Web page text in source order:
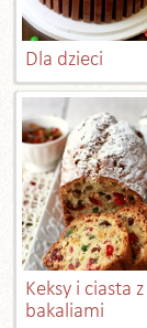
Dla dzieci
Keksy i ciasta z
bakaliami